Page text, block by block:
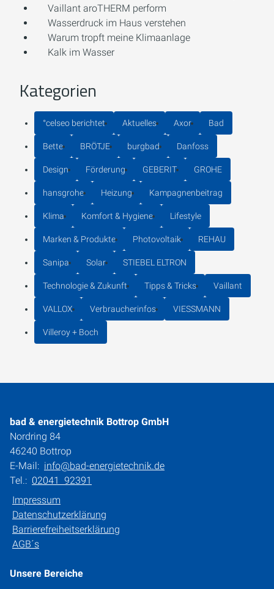
Vaillant aroTHERM perform
Wasserdruck im Haus verstehen
Warum tropft meine Klimaanlage
Kalk im Wasser
Kategorien
°celseo berichtet Aktuelles Axor Bad
Bette BRÖTJE burgbad Danfoss
Design Förderung GEBERIT GROHE
hansgrohe Heizung Kampagnenbeitrag
Klima Komfort & Hygiene Lifestyle
Marken & Produkte Photovoltaik REHAU
Sanipa Solar STIEBEL ELTRON
Technologie & Zukunft Tipps & Tricks Vaillant
VALLOX Verbraucherinfos VIESSMANN
Villeroy + Boch
bad & energietechnik Bottrop GmbH
Nordring 84
46240 Bottrop
E-Mail: info@bad-energietechnik.de
Tel.: 02041 92391
Impressum
Datenschutzerklärung
Barrierefreiheitserklärung
AGB´s
Unsere Bereiche